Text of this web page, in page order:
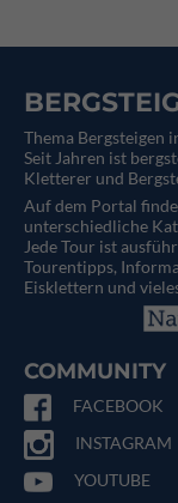
Thema Bergsteigen
Seit Jahren ist
Kletterer und
Auf dem Portal
unterschiedliche
Jede Tour ist
Tourentipps,
Eisklettern und
COMMUNITY
FACEBOOK
INSTAGRAM
YOUTUBE